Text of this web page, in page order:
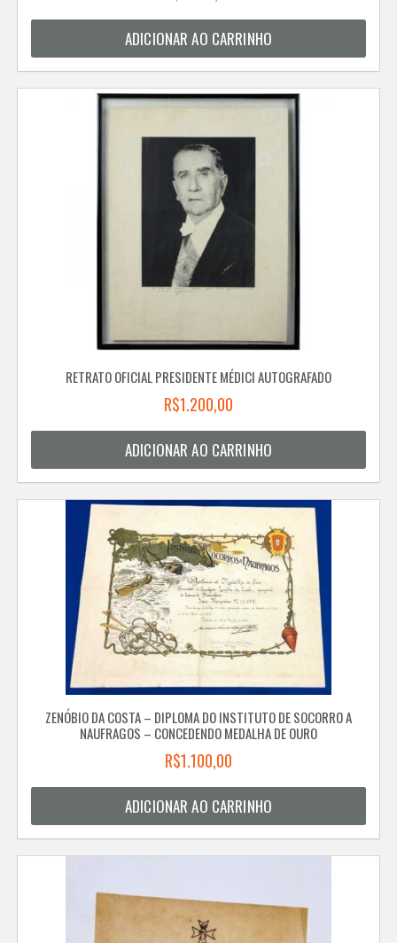
ADICIONAR AO CARRINHO
RETRATO OFICIAL PRESIDENTE MÉDICI AUTOGRAFADO
R$1.200,00
ADICIONAR AO CARRINHO
ZENÓBIO DA COSTA – DIPLOMA DO INSTITUTO DE SOCORRO A
NAUFRAGOS – CONCEDENDO MEDALHA DE OURO
R$1.100,00
ADICIONAR AO CARRINHO